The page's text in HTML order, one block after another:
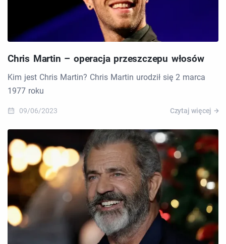
Chris Martin – operacja przeszczepu włosów
Kim jest Chris Martin? Chris Martin urodził się 2 marca
1977 roku
09/06/2023 Czytaj więcej